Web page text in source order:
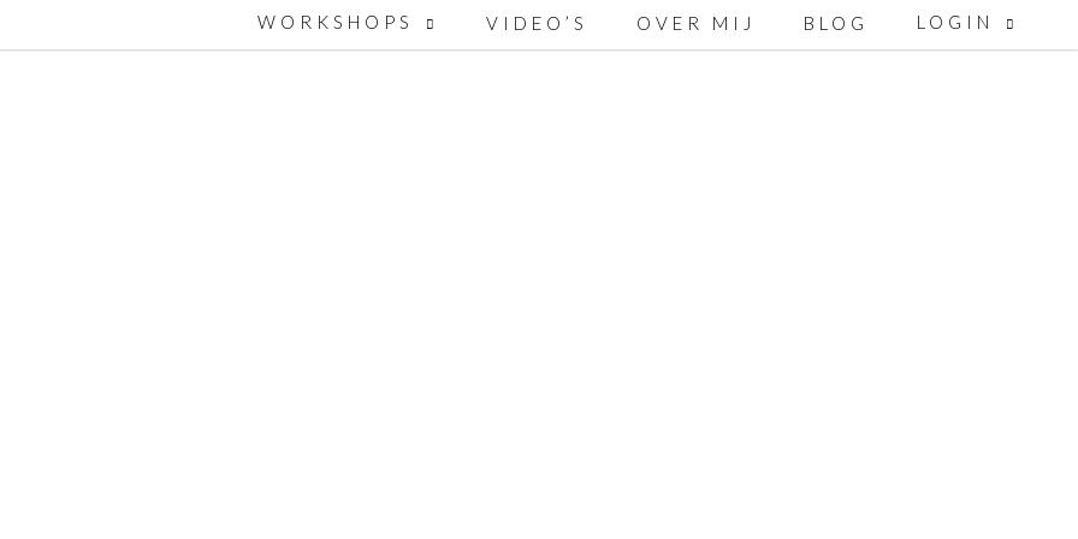
WORKSHOPS VIDEO’S OVER MIJ BLOG LOGIN